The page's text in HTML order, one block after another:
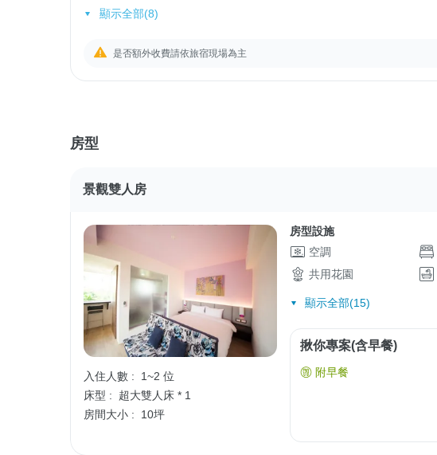
顯示全部(8)
是否額外收費請依旅宿現場為主
房型
景觀雙人房
入住人數 :
1~2 位
床型 :
超大雙人床 * 1
房間大小 :
10坪
房型設施
空調
共用花園
顯示全部(15)
揪你專案(含早餐)
附早餐